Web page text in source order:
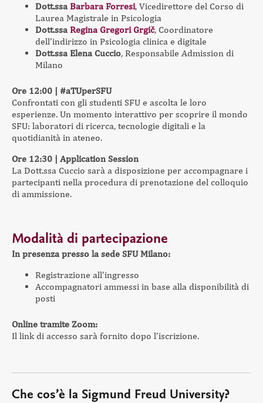
Dott.ssa Barbara Forresi, Vicedirettore del Corso di
Laurea Magistrale in Psicologia
Dott.ssa Regina Gregori Grgič, Coordinatore
dell’indirizzo in Psicologia clinica e digitale
Dott.ssa Elena Cuccio, Responsabile Admission di
Milano
Ore 12:00 | #aTUperSFU
Confrontati con gli studenti SFU e ascolta le loro
esperienze. Un momento interattivo per scoprire il mondo
SFU: laboratori di ricerca, tecnologie digitali e la
quotidianità in ateneo.
Ore 12:30 | Application Session
La Dott.ssa Cuccio sarà a disposizione per accompagnare i
partecipanti nella procedura di prenotazione del colloquio
di ammissione.
Modalità di partecipazione
In presenza presso la sede SFU Milano:
Registrazione all’ingresso
Accompagnatori ammessi in base alla disponibilità di
posti
Online tramite Zoom:
Il link di accesso sarà fornito dopo l’iscrizione.
Che cos’è la Sigmund Freud University?